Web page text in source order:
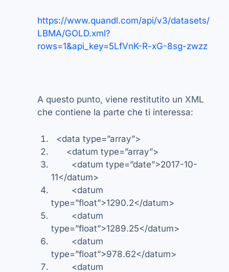
https://www.quandl.com/api/v3/datasets/
LBMA/GOLD.xml?
rows=1&api_key=5LfVnK-R-xG-8sg-zwzz
A questo punto, viene restitutito un XML
che contiene la parte che ti interessa:
<data type=”array”>
<datum type=”array”>
<datum type=”date”>2017-10-
11</datum>
<datum
type=”float”>1290.2</datum>
<datum
type=”float”>1289.25</datum>
<datum
type=”float”>978.62</datum>
<datum